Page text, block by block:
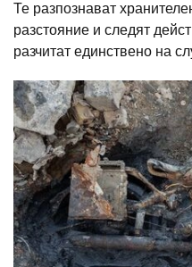
Те разпознават
разстояние и следят
разчитат единствено на